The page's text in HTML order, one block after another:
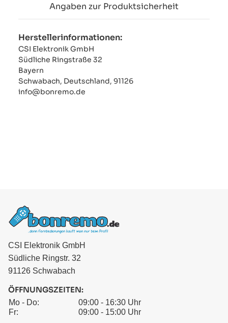
Angaben zur Produktsicherheit
Herstellerinformationen:
CSI Elektronik GmbH
Südliche Ringstraße 32
Bayern
Schwabach, Deutschland, 91126
info@bonremo.de
CSI Elektronik GmbH
Südliche Ringstr. 32
91126 Schwabach
ÖFFNUNGSZEITEN:
Mo - Do:
09:00 - 16:30 Uhr
Fr:
09:00 - 15:00 Uhr